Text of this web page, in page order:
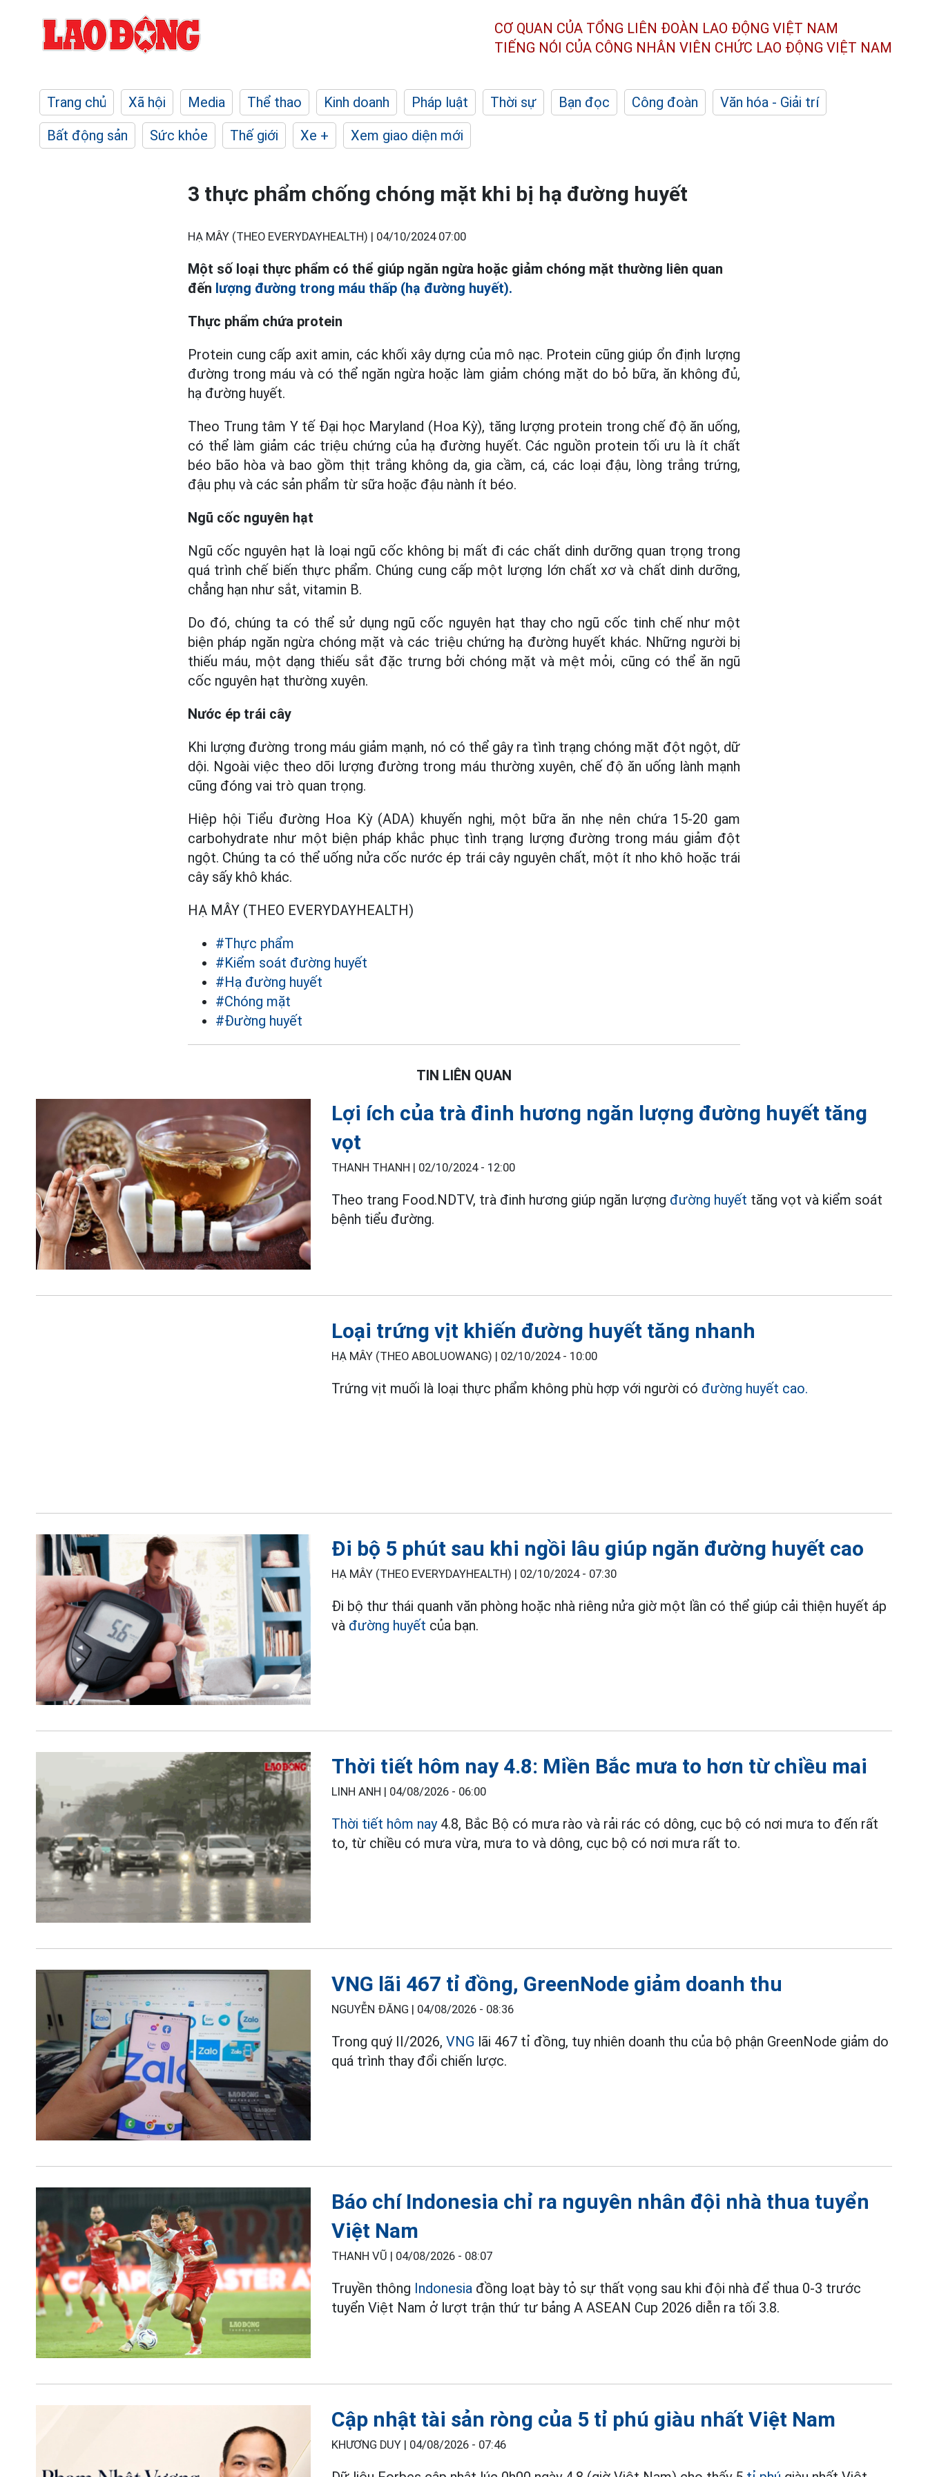
CƠ QUAN CỦA TỔNG LIÊN ĐOÀN LAO ĐỘNG VIỆT NAM
TIẾNG NÓI CỦA CÔNG NHÂN VIÊN CHỨC LAO ĐỘNG VIỆT NAM
Trang chủ Xã hội Media Thể thao Kinh doanh Pháp luật Thời sự Bạn đọc Công đoàn
Văn hóa - Giải trí
Bất động sản
Sức khỏe Thế giới Xe + Xem giao diện mới
3 thực phẩm chống chóng mặt khi bị hạ đường huyết
HẠ MÂY (THEO EVERYDAYHEALTH) | 04/10/2024 07:00
Một số loại thực phẩm có thể giúp ngăn ngừa hoặc giảm chóng mặt thường liên quan
đến lượng đường trong máu thấp (hạ đường huyết).
Thực phẩm chứa protein
Protein cung cấp axit amin, các khối xây dựng của mô nạc. Protein cũng giúp ổn định lượng
đường trong máu và có thể ngăn ngừa hoặc làm giảm chóng mặt do bỏ bữa, ăn không đủ,
hạ đường huyết.
Theo Trung tâm Y tế Đại học Maryland (Hoa Kỳ), tăng lượng protein trong chế độ ăn uống,
có thể làm giảm các triệu chứng của hạ đường huyết. Các nguồn protein tối ưu là ít chất
béo bão hòa và bao gồm thịt trắng không da, gia cầm, cá, các loại đậu, lòng trắng trứng,
đậu phụ và các sản phẩm từ sữa hoặc đậu nành ít béo.
Ngũ cốc nguyên hạt
Ngũ cốc nguyên hạt là loại ngũ cốc không bị mất đi các chất dinh dưỡng quan trọng trong
quá trình chế biến thực phẩm. Chúng cung cấp một lượng lớn chất xơ và chất dinh dưỡng,
chẳng hạn như sắt, vitamin B.
Do đó, chúng ta có thể sử dụng ngũ cốc nguyên hạt thay cho ngũ cốc tinh chế như một
biện pháp ngăn ngừa chóng mặt và các triệu chứng hạ đường huyết khác. Những người bị
thiếu máu, một dạng thiếu sắt đặc trưng bởi chóng mặt và mệt mỏi, cũng có thể ăn ngũ
cốc nguyên hạt thường xuyên.
Nước ép trái cây
Khi lượng đường trong máu giảm mạnh, nó có thể gây ra tình trạng chóng mặt đột ngột, dữ
dội. Ngoài việc theo dõi lượng đường trong máu thường xuyên, chế độ ăn uống lành mạnh
cũng đóng vai trò quan trọng.
Hiệp hội Tiểu đường Hoa Kỳ (ADA) khuyến nghị, một bữa ăn nhẹ nên chứa 15-20 gam
carbohydrate như một biện pháp khắc phục tình trạng lượng đường trong máu giảm đột
ngột. Chúng ta có thể uống nửa cốc nước ép trái cây nguyên chất, một ít nho khô hoặc trái
cây sấy khô khác.
HẠ MÂY (THEO EVERYDAYHEALTH)
#Thực phẩm
#Kiểm soát đường huyết
#Hạ đường huyết
#Chóng mặt
#Đường huyết
TIN LIÊN QUAN
Lợi ích của trà đinh hương ngăn lượng đường huyết tăng
vọt
THANH THANH | 02/10/2024 - 12:00
Theo trang Food.NDTV, trà đinh hương giúp ngăn lượng đường huyết tăng vọt và kiểm soát
bệnh tiểu đường.
Loại trứng vịt khiến đường huyết tăng nhanh
HẠ MÂY (THEO ABOLUOWANG) | 02/10/2024 - 10:00
Trứng vịt muối là loại thực phẩm không phù hợp với người có đường huyết cao.
Đi bộ 5 phút sau khi ngồi lâu giúp ngăn đường huyết cao
HẠ MÂY (THEO EVERYDAYHEALTH) | 02/10/2024 - 07:30
Đi bộ thư thái quanh văn phòng hoặc nhà riêng nửa giờ một lần có thể giúp cải thiện huyết áp
và đường huyết của bạn.
Thời tiết hôm nay 4.8: Miền Bắc mưa to hơn từ chiều mai
LINH ANH | 04/08/2026 - 06:00
Thời tiết hôm nay4.8, Bắc Bộ có mưa rào và rải rác có dông, cục bộ có nơi mưa to đến rất
to, từ chiều có mưa vừa, mưa to và dông, cục bộ có nơi mưa rất to.
VNG lãi 467 tỉ đồng, GreenNode giảm doanh thu
NGUYỄN ĐĂNG | 04/08/2026 - 08:36
Trong quý II/2026,VNG lãi 467 tỉ đồng, tuy nhiên doanh thu của bộ phận GreenNode giảm do
quá trình thay đổi chiến lược.
Báo chí Indonesia chỉ ra nguyên nhân đội nhà thua tuyển
Việt Nam
THANH VŨ | 04/08/2026 - 08:07
Truyền thông Indonesia đồng loạt bày tỏ sự thất vọng sau khi đội nhà để thua 0-3 trước
tuyển Việt Nam ở lượt trận thứ tư bảng A ASEAN Cup 2026 diễn ra tối 3.8.
Cập nhật tài sản ròng của 5 tỉ phú giàu nhất Việt Nam
KHƯƠNG DUY | 04/08/2026 - 07:46